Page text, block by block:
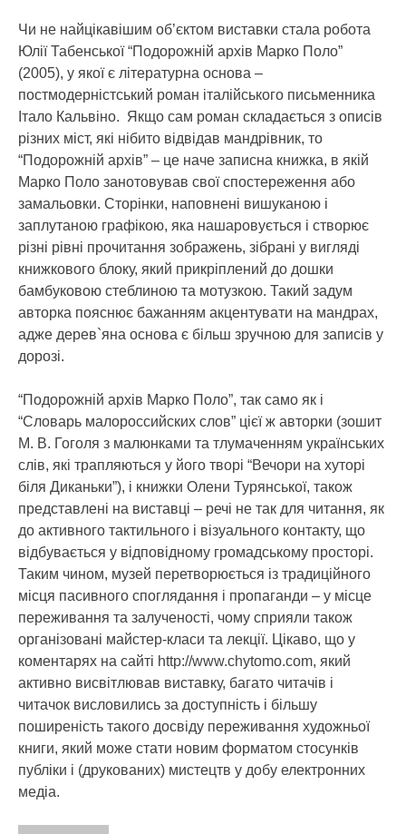
Чи не найцікавішим об’єктом виставки стала робота
Юлії Табенської “Подорожній архів Марко Поло”
(2005), у якої є літературна основа –
постмодерністський роман італійського письменника
Італо Кальвіно. Якщо сам роман складається з описів
різних міст, які нібито відвідав мандрівник, то
“Подорожній архів” – це наче записна книжка, в якій
Марко Поло занотовував свої спостереження або
замальовки. Сторінки, наповнені вишуканою і
заплутаною графікою, яка нашаровується і створює
різні рівні прочитання зображень, зібрані у вигляді
книжкового блоку, який прикріплений до дошки
бамбуковою стеблиною та мотузкою. Такий задум
авторка пояснює бажанням акцентувати на мандрах,
адже дерев`яна основа є більш зручною для записів у
дорозі.
“Подорожній архів Марко Поло”, так само як і
“Словарь малороссийских слов” цієї ж авторки (зошит
М. В. Гоголя з малюнками та тлумаченням українських
слів, які трапляються у його творі “Вечори на хуторі
біля Диканьки”), і книжки Олени Турянської, також
представлені на виставці – речі не так для читання, як
до активного тактильного і візуального контакту, що
відбувається у відповідному громадському просторі.
Таким чином, музей перетворюється із традиційного
місця пасивного споглядання і пропаганди – у місце
переживання та залученості, чому сприяли також
організовані майстер-класи та лекції. Цікаво, що у
коментарях на сайті http://www.chytomo.com, який
активно висвітлював виставку, багато читачів і
читачок висловились за доступність і більшу
поширеність такого досвіду переживання художньої
книги, який може стати новим форматом стосунків
публіки і (друкованих) мистецтв у добу електронних
медіа.